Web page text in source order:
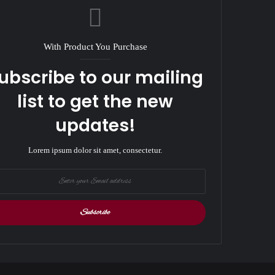
With Product You Purchase
to our mailing
list to get the new
updates!
Lorem ipsum dolor sit amet, consectetur.